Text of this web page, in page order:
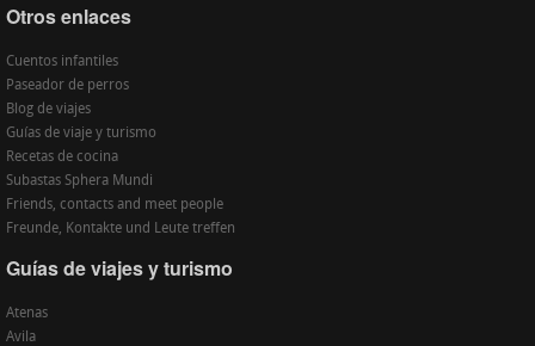
Otros enlaces
Cuentos infantiles
Paseador de perros
Blog de viajes
Guías de viaje y turismo
Recetas de cocina
Subastas Sphera Mundi
Friends, contacts and meet people
Freunde, Kontakte und Leute treffen
Guías de viajes y turismo
Atenas
Avila